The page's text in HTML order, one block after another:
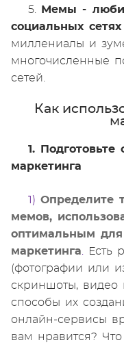
5.
Мемы -
социальных
миллениалы и
многочисленные
сетей.
Как
1.
маркетинга
1)Определите
мемов,
оптимальным
маркетинга
Есть
(фотографии или
скриншоты, видео
способы их
онлайн-сервисы
вам нравится?